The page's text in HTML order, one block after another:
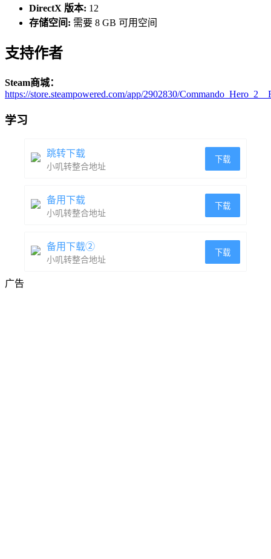
DirectX 版本: 12
存储空间: 需要 8 GB 可用空间
支持作者
Steam商城：
https://store.steampowered.com/app/2902830/
学习
跳转下载
小叽转整合地址
下载
备用下载
小叽转整合地址
下载
备用下载②
小叽转整合地址
下载
广告